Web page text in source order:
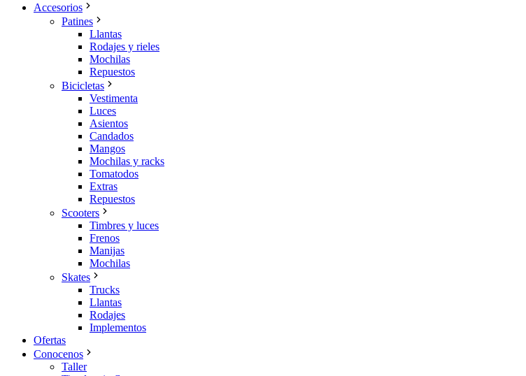
Accesorios
Patines
Llantas
Rodajes y rieles
Mochilas
Repuestos
Bicicletas
Vestimenta
Luces
Asientos
Candados
Mangos
Mochilas y racks
Tomatodos
Extras
Repuestos
Scooters
Timbres y luces
Frenos
Manijas
Mochilas
Skates
Trucks
Llantas
Rodajes
Implementos
Ofertas
Conocenos
Taller